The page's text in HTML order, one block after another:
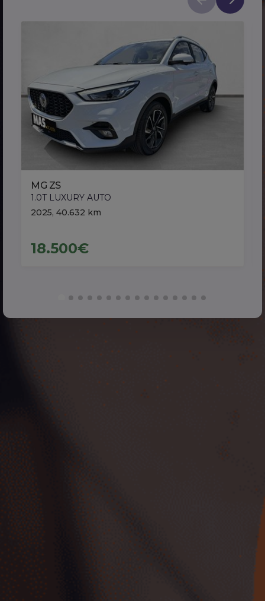
MG ZS
1.0T LUXURY AUTO
2025, 40.632 km
18.500€
Vehículos de Ocasión Cero
Emisiones
Ver coches